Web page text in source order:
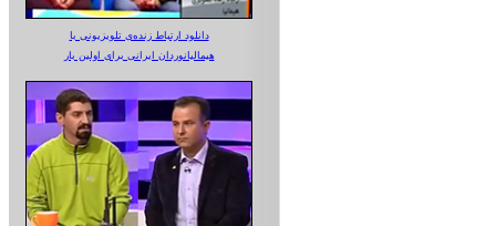
دانلود ارتباط زنده‌ی تلویزیونی‌ با
هیمالیانوردان ایرانی برای اولین بار